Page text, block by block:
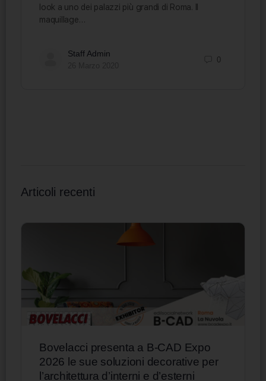
look a uno dei palazzi più grandi di Roma. Il
maquillage…
Staff Admin
0
Articoli recenti
Bovelacci presenta a B-CAD Expo
2026 le sue soluzioni decorative per
l’architettura d’interni e d’esterni